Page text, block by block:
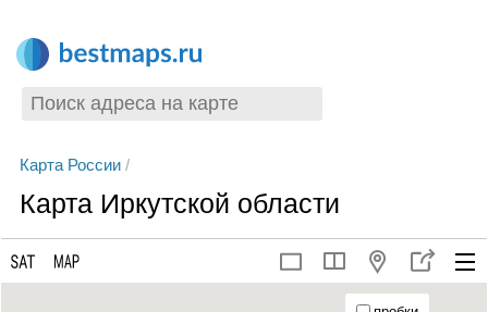
Карта России/
Карта Иркутской области